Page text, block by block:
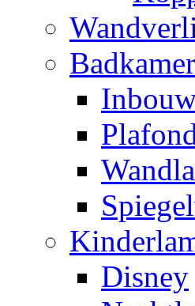
Disney